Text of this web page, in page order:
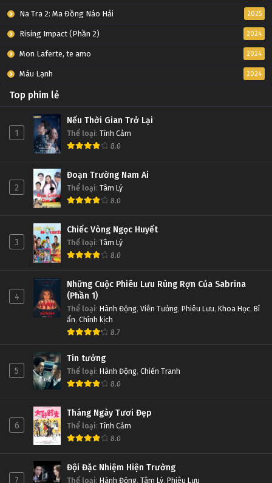
Na Tra 2: Ma Đồng Náo Hải 2025
Rising Impact (Phần 2) 2024
Mon Laferte, te amo 2024
Máu Lạnh 2024
Top phim lẻ
1
Nếu Thời Gian Trở Lại
Thể loại: Tình Cảm
8.0
2
Đoạn Trường Nam Ai
Thể loại: Tâm Lý
8.0
3
Chiếc Vòng Ngọc Huyết
Thể loại: Tâm Lý
8.0
4
Những Cuộc Phiêu Lưu Rùng Rợn Của Sabrina
(Phần 1)
Thể loại: Hành Động, Viễn Tưởng, Phiêu Lưu, Khoa Học, Bí
ẩn, Chính kịch
8.7
5
Tin tưởng
Thể loại: Hành Động, Chiến Tranh
8.0
6
Tháng Ngày Tươi Đẹp
Thể loại: Tình Cảm
8.0
7
Đội Đặc Nhiệm Hiện Trường
Thể loại: Hành Động, Tâm Lý, Phiêu Lưu